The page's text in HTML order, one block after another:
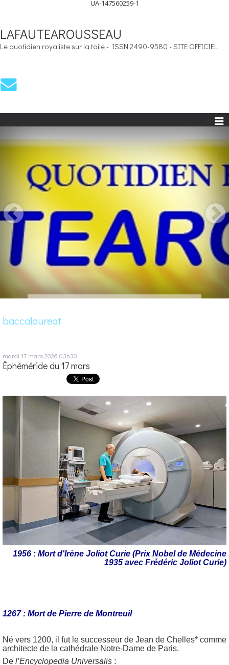
UA-147560259-1
LAFAUTEAROUSSEAU
Le quotidien royaliste sur la toile - ISSN 2490-9580 - SITE OFFICIEL
baccalaureat
mardi 17 mars 2026 03h30
Éphéméride du 17 mars
1956 : Mort d'Irène Joliot Curie (Prix Nobel de Médecine
1935 avec Frédéric Joliot Curie)
1267 : Mort de Pierre de Montreuil
Né vers 1200, il fut le successeur de Jean de Chelles* comme
architecte de la cathédrale Notre-Dame de Paris.
De l’Encyclopedia Universalis :